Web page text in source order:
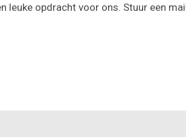
leuke opdracht voor ons. Stuur een